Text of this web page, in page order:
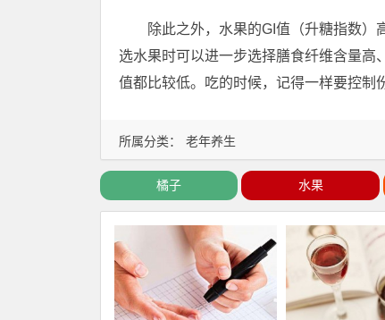
所属分类： 老年养生
除此之外，水果的GI值（升糖指数
选水果时可以进一步选择膳食纤维含量高
值都比较低。吃的时候，记得一样要控制
橘子 水果